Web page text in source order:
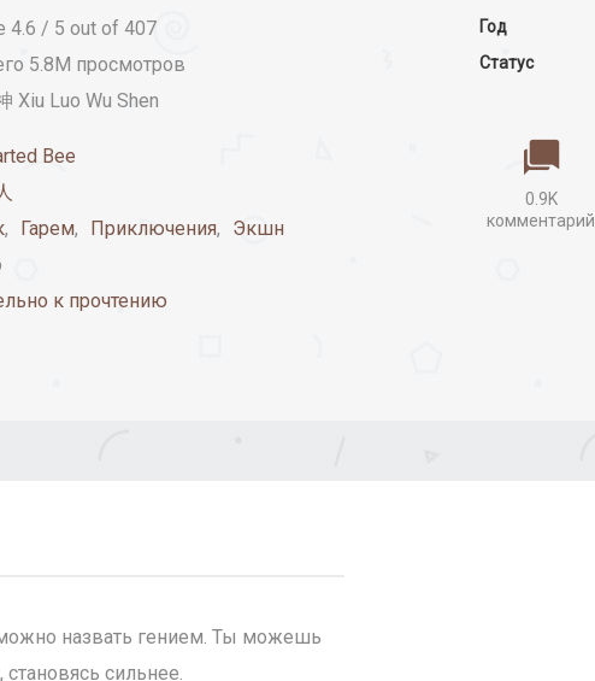
4.6 / 5 out of 407
5.8M просмотров
Xiu Luo Wu Shen
Bee
, Гарем, Приключения, Экшн
к прочтению
Год
Статус
0.9K
комментарий
можно назвать гением. Ты можешь
сильнее.